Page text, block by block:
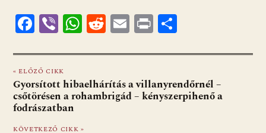
F
e
b
o
o
Vi
er
W
at
s
A
R
d
di
t
E
ai
l
Pr
t za
m
e
« ELŐZŐ CIKK
Gyorsított hibaelhárítás a villanyrendőrnél –
csőtörésen a rohambrigád – kényszerpihenő a
fodrászatban
KÖVETKEZŐ CIKK »